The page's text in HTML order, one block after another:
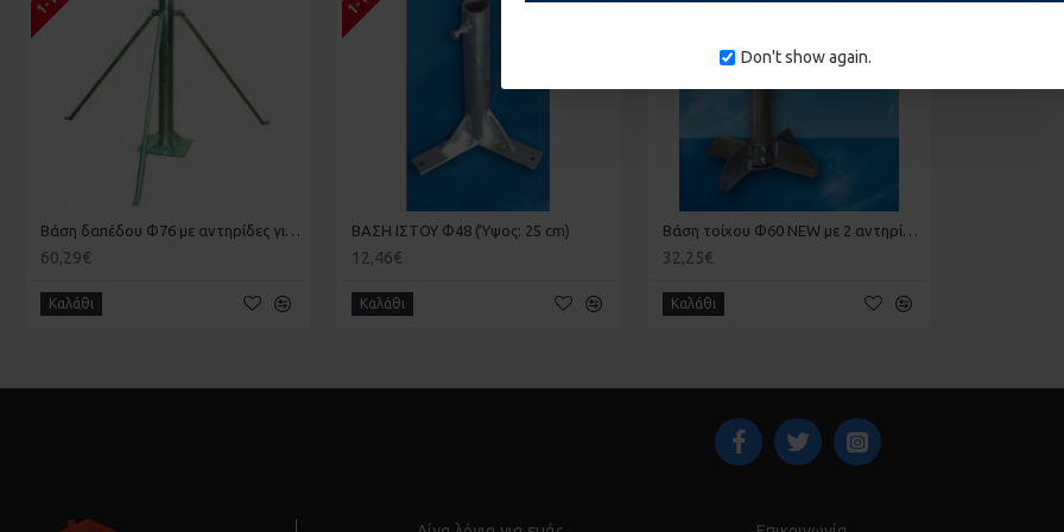
Don't show again.
Βάση δαπέδου Φ76 με αντηρίδες για κάτοπτρα έως 160εκ.
60,29€
Καλάθι
ΒΑΣΗ ΙΣΤΟΥ Φ48 (Ύψος: 25 cm)
12,46€
Καλάθι
Βάση τοίχου Φ60 NEW με 2 αντηρίδες για κάτοπτρα έως 140εκ.
32,25€
Καλάθι